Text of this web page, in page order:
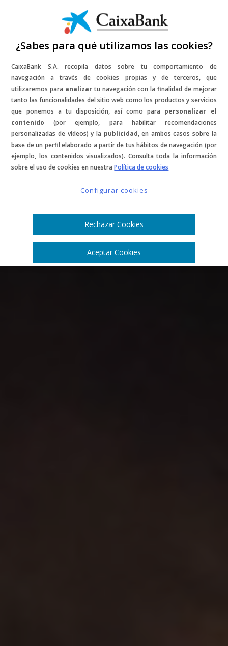
¿Sabes para qué utilizamos las cookies?
CaixaBank S.A. recopila datos sobre tu comportamiento de
navegación a través de cookies propias y de terceros, que
utilizaremos para analizar tu navegación con la finalidad de mejorar
tanto las funcionalidades del sitio web como los productos y servicios
que ponemos a tu disposición, así como para personalizar el
contenido (por ejemplo, para habilitar recomendaciones
personalizadas de vídeos) y la publicidad, en ambos casos sobre la
base de un perfil elaborado a partir de tus hábitos de navegación (por
ejemplo, los contenidos visualizados). Consulta toda la información
sobre el uso de cookies en nuestraPolítica de cookies
Configurar cookies
Rechazar Cookies
Aceptar Cookies